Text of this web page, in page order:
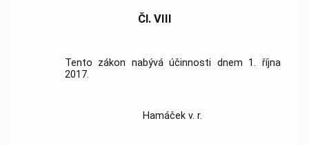
Čl. VIII
Tento zákon nabývá účinnosti dnem 1. října
2017.
Hamáček v. r.